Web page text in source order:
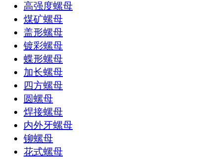
高强度螺母
煤矿螺母
盖形螺母
镀彩螺母
蝶形螺母
加长螺母
四方螺母
圆螺母
焊接螺母
内外牙螺母
铆螺母
花式螺母